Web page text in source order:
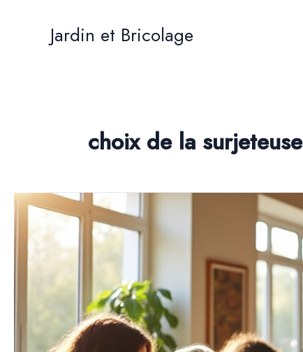
Jardin et Bricolage
choix de la surjeteuse